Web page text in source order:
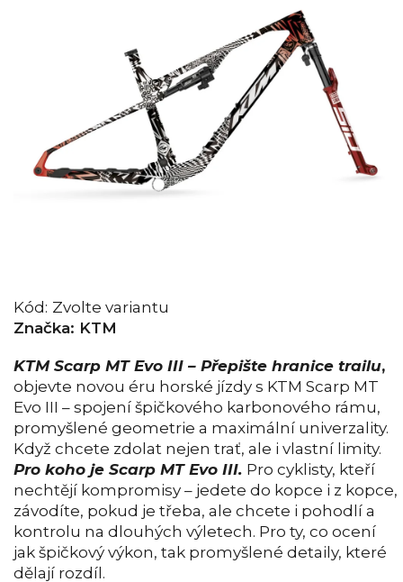
Kód: Zvolte variantu
Značka: KTM
KTM Scarp MT Evo III – Přepište hranice trailu,
objevte novou éru horské jízdy s KTM Scarp MT
Evo III – spojení špičkového karbonového rámu,
promyšlené geometrie a maximální univerzality.
Když chcete zdolat nejen trať, ale i vlastní limity.
Pro koho je Scarp MT Evo III. Pro cyklisty, kteří
nechtějí kompromisy – jedete do kopce i z kopce,
závodíte, pokud je třeba, ale chcete i pohodlí a
kontrolu na dlouhých výletech. Pro ty, co ocení
jak špičkový výkon, tak promyšlené detaily, které
dělají rozdíl.